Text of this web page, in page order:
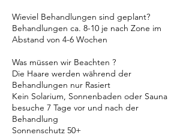
Wieviel Behandlungen sind geplant?
Behandlungen ca. 8-10 je nach Zone im
Abstand von 4-6 Wochen
Was müssen wir Beachten ?
Die Haare werden während der
Behandlungen nur Rasiert
Kein Solarium, Sonnenbaden oder Sauna
besuche 7 Tage vor und nach der
Behandlung
Sonnenschutz 50+